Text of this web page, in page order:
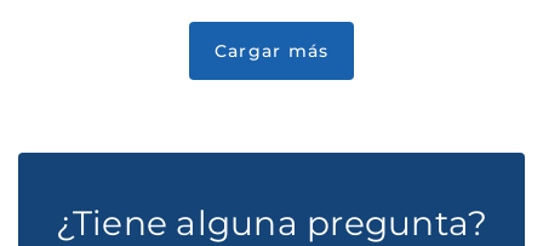
¿Tiene alguna pregunta?